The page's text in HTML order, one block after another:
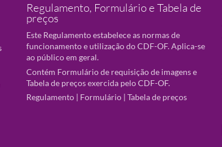
Regulamento, Formulário e Tabela de
preços
Este Regulamento estabelece as normas de
funcionamento e utilização do CDF-OF. Aplica-se
ao público em geral.
Contém Formulário de requisição de imagens e
Tabela de preços exercida pelo CDF-OF.
Regulamento | Formulário | Tabela de preços